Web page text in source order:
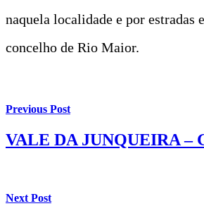
naquela localidade e por estradas
concelho de Rio Maior.
Previous Post
VALE DA JUNQUEIRA –
Next Post